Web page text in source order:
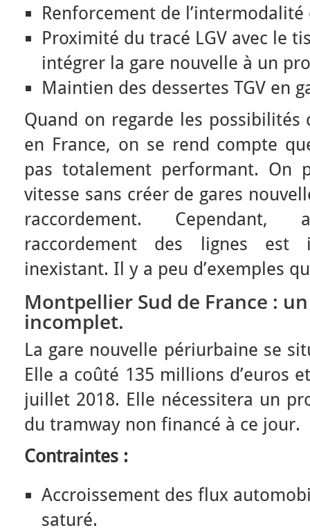
Renforcement de
Proximité du tracé LGV avec le
intégrer la gare nouvelle à un
Maintien des dessertes TGV en
Quand on regarde les possibilités
en France, on se rend compte
pas totalement performant. On
vitesse sans créer de gares
raccordement.
raccordement des lignes
inexistant. Il y a peu d’exemples
Montpellier Sud de France :
incomplet.
La gare nouvelle périurbaine se
Elle a coûté 135 millions d’euros
juillet 2018. Elle nécessitera un
du tramway non financé à ce jour.
Contraintes :
Accroissement des flux
saturé.